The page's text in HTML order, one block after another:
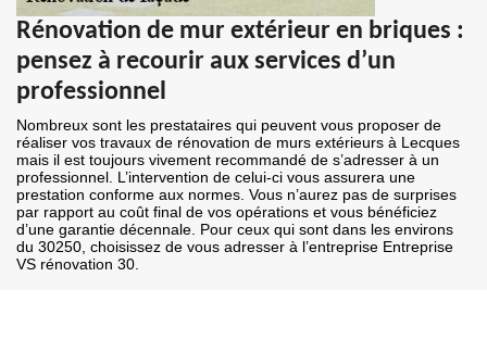
Rénovation de mur extérieur en briques :
pensez à recourir aux services d’un
professionnel
Nombreux sont les prestataires qui peuvent vous proposer de
réaliser vos travaux de rénovation de murs extérieurs à Lecques
mais il est toujours vivement recommandé de s’adresser à un
professionnel. L’intervention de celui-ci vous assurera une
prestation conforme aux normes. Vous n’aurez pas de surprises
par rapport au coût final de vos opérations et vous bénéficiez
d’une garantie décennale. Pour ceux qui sont dans les environs
du 30250, choisissez de vous adresser à l’entreprise Entreprise
VS rénovation 30.